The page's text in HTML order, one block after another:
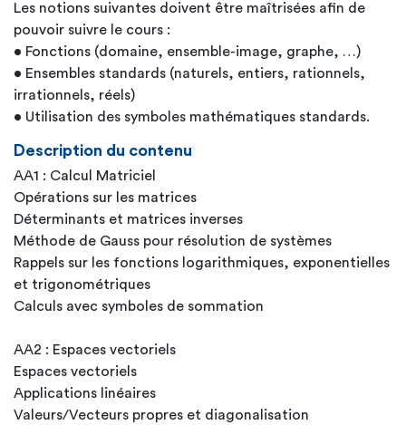
Les notions suivantes doivent être maîtrisées afin de
pouvoir suivre le cours :
• Fonctions (domaine, ensemble-image, graphe, …)
• Ensembles standards (naturels, entiers, rationnels,
irrationnels, réels)
• Utilisation des symboles mathématiques standards.
Description du contenu
AA1 : Calcul Matriciel
Opérations sur les matrices
Déterminants et matrices inverses
Méthode de Gauss pour résolution de systèmes
Rappels sur les fonctions logarithmiques, exponentielles
et trigonométriques
Calculs avec symboles de sommation
AA2 : Espaces vectoriels
Espaces vectoriels
Applications linéaires
Valeurs/Vecteurs propres et diagonalisation